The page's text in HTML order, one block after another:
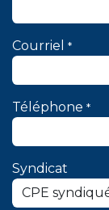
Courriel *
Téléphone *
Syndicat